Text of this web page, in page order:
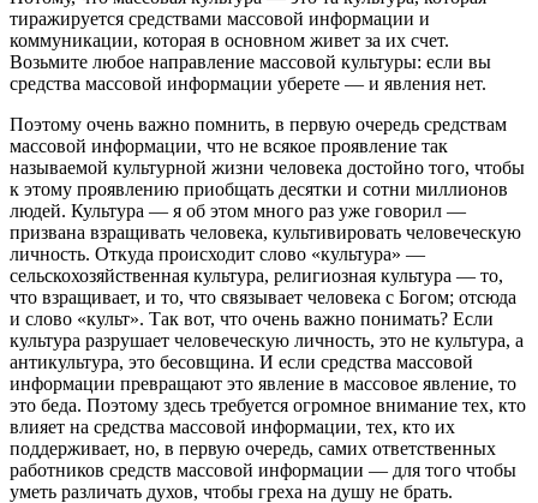
тиражируется средствами массовой информации и
коммуникации, которая в основном живет за их счет.
Возьмите любое направление массовой культуры: если вы
средства массовой информации уберете — и явления нет.
Поэтому очень важно помнить, в первую очередь средствам
массовой информации, что не всякое проявление так
называемой культурной жизни человека достойно того, чтобы
к этому проявлению приобщать десятки и сотни миллионов
людей. Культура — я об этом много раз уже говорил —
призвана взращивать человека, культивировать человеческую
личность. Откуда происходит слово «культура» —
сельскохозяйственная культура, религиозная культура — то,
что взращивает, и то, что связывает человека с Богом; отсюда
и слово «культ». Так вот, что очень важно понимать? Если
культура разрушает человеческую личность, это не культура, а
антикультура, это бесовщина. И если средства массовой
информации превращают это явление в массовое явление, то
это беда. Поэтому здесь требуется огромное внимание тех, кто
влияет на средства массовой информации, тех, кто их
поддерживает, но, в первую очередь, самих ответственных
работников средств массовой информации — для того чтобы
уметь различать духов, чтобы греха на душу не брать.